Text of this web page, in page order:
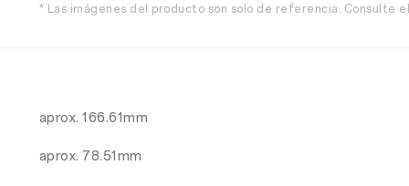
* Las imágenes del producto son solo de referencia. Consulte
aprox. 166.61mm
aprox. 78.51mm